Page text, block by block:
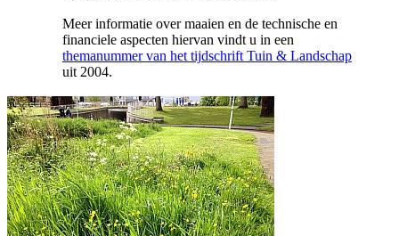
Meer informatie over maaien en de technische en
financiele aspecten hiervan vindt u in een
themanummer van het tijdschrift Tuin & Landschap
uit 2004.